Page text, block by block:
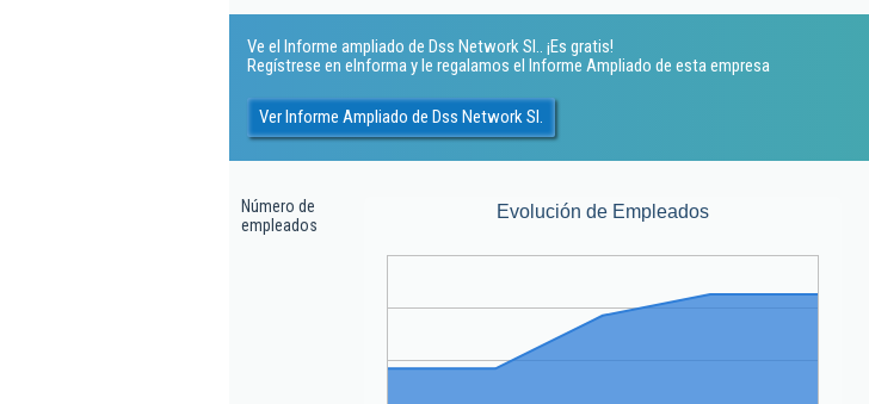
Ve el Informe ampliado de Dss Network Sl.. ¡Es gratis!
Regístrese en eInforma y le regalamos el Informe Ampliado de esta empresa
Ver Informe Ampliado de Dss Network Sl.
Número de
empleados
Evolución de Empleados